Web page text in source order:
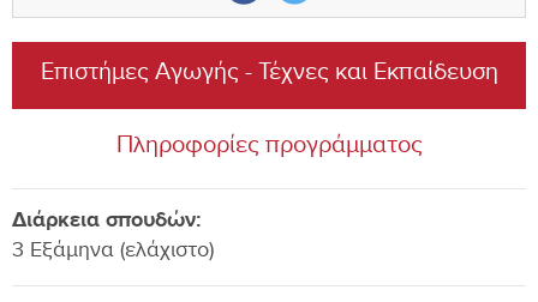
Επιστήμες Αγωγής - Τέχνες και Εκπαίδευση
Πληροφορίες προγράμματος
Διάρκεια σπουδών:
3 Εξάμηνα (ελάχιστο)